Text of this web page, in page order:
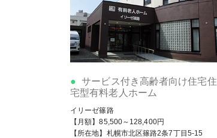
サービス付き高齢者向け住宅住
宅型有料老人ホーム
イリーゼ篠路
【月額】85,500～128,400円
【所在地】札幌市北区篠路2条7丁目5-15